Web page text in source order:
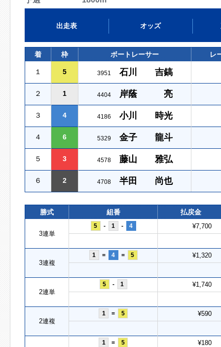
出走表 オッズ
着 枠 ボートレーサー レ
１ 5 3951 石川 吉鎬
２ 1 4404 岸蔭 亮
３ 4 4186 小川 時光
４ 6 5329 金子 龍斗
５ 3 4578 藤山 雅弘
６ 2 4708 半田 尚也
勝式 組番 払戻金
3連単
5 - 1 - 4 ¥7,700
3連複
1 = 4 = 5 ¥1,320
2連単
5 - 1 ¥1,740
2連複
1 = 5 ¥590
1 = 5 ¥180